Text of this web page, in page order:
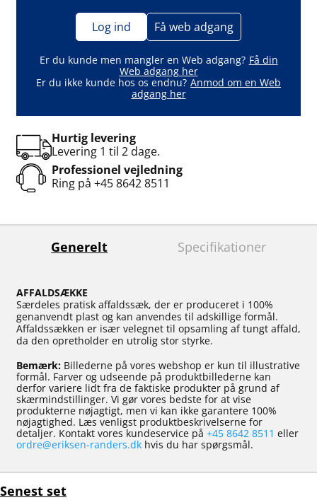
Log ind Få web adgang
Er du kunde men mangler en Web adgang? Få din
Web adgang her
Er du ikke kunde hos os endnu? Anmod om en Web
adgang her
Hurtig levering
Levering 1 til 2 dage.
Professionel vejledning
Ring på +45 8642 8511
Generelt Specifikationer
AFFALDSÆKKE
Særdeles pratisk affaldssæk, der er produceret i 100%
genanvendt plast og kan anvendes til adskillige formål.
Affaldssækken er især velegnet til opsamling af tungt affald,
da den opretholder en utrolig stor styrke.
Bemærk: Billederne på vores webshop er kun til illustrative
formål. Farver og udseende på produktbillederne kan
derfor variere lidt fra de faktiske produkter på grund af
skærmindstillinger. Vi gør vores bedste for at vise
produkterne nøjagtigt, men vi kan ikke garantere 100%
nøjagtighed. Læs venligst produktbeskrivelserne for
detaljer. Kontakt vores kundeservice på +45 8642 8511 eller
ordre@eriksen-randers.dk hvis du har spørgsmål.
Senest set